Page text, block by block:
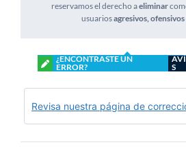
reservamos el derecho aeliminar
usuariosagresivos, ofensivos
¿ENCONTRASTE UN
ERROR?
S
Revisa nuestra página de